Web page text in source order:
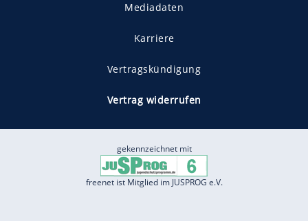
Mediadaten
Karriere
Vertragskündigung
Vertrag widerrufen
gekennzeichnet mit
freenet ist Mitglied im JUSPROG e.V.